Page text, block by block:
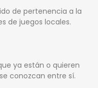
de pertenencia a la
de juegos locales.
ya están o quieren
conozcan entre sí.